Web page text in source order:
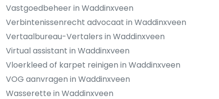
Vastgoedbeheer in Waddinxveen
Verbintenissenrecht advocaat in Waddinxveen
Vertaalbureau-Vertalers in Waddinxveen
Virtual assistant in Waddinxveen
Vloerkleed of karpet reinigen in Waddinxveen
VOG aanvragen in Waddinxveen
Wasserette in Waddinxveen